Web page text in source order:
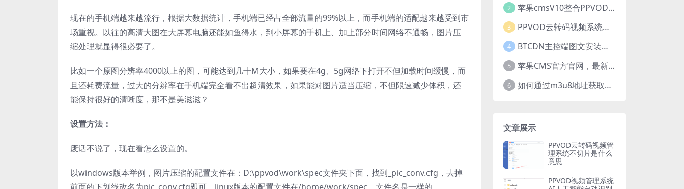
现在的手机端越来越流行，根据大数据统计，手机端已经占全部流量的99%以上，而手机端的适配越来越受到市
场重视。以往的高清大图在大屏幕电脑还能如鱼得水，到小屏幕的手机上、加上部分时间网络不通畅，图片压
缩处理就显得很必要了。
比如一个原图分辨率4000以上的图，可能达到几十M大小，如果要在4g、5g网络下打开不但加载时间缓慢，而
且还耗费流量，过大的分辨率在手机端完全看不出超清效果，如果能对图片适当压缩，不但限速减少体积，还
能保持很好的清晰度，那不是美滋滋？
设置方法：
废话不说了，现在看怎么设置的。
以windows版本举例，图片压缩的配置文件在：D:\ppvod\work\spec文件夹下面，找到_pic_conv.cfg，去掉
前面的下划线改名为pic_conv.cfg即可。linux版本的配置文件在/home/work/spec，文件名是一样的。
2 苹果cmsV10整合PPVOD云转码视频系统应用插件【推荐】
3 PPVOD云转码视频系统优势是什么？为什么要选择PPVOD？
4 BTCDN主控端图文安装手册，含视频教学。
5 苹果CMS官方官网，最新完整程序包+更新包下载！
6 如何通过m3u8地址获取多种清晰度m3u8地址
文章展示
PPVOD云转码视频管
理系统不切片是什么
意思
PPVOD视频管理系统